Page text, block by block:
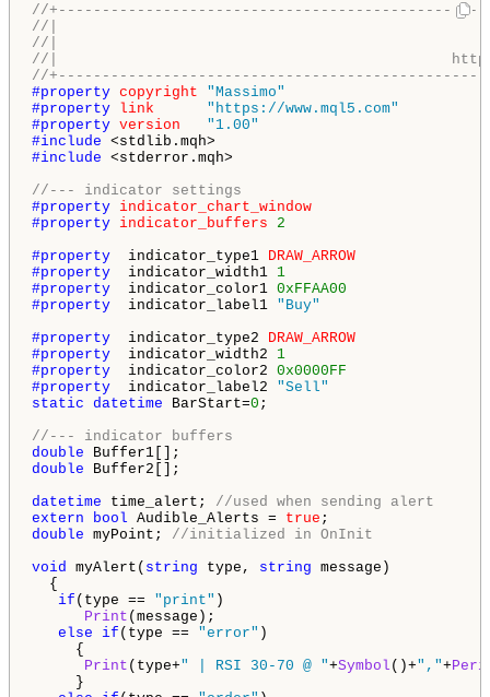
//
//|
//|
//|
//
#property copyright
"Massimo"
#property link
"https://www.mql5.com"
#property version
"1.00"
#include
#include <stderror.mqh>
//--- indicator settings
#property indicator_chart_window
#property indicator_buffers
2
#property
indicator_type1 DRAW_ARROW
#property
indicator_width1 1
#property
indicator_color1 0xFFAA00
#property
indicator_label1 "Buy"
#property
indicator_type2 DRAW_ARROW
#property
indicator_width2 1
#property
indicator_color2 0x0000FF
#property
indicator_label2 "Sell"
static datetime BarStart=0 ;
//--- indicator buffers
double
double Buffer2[];
datetime time_alert; //used when sending alert
extern
bool Audible_Alerts = true
double myPoint; //initialized in OnInit
void
myAlert( string type, string message)
{
if (type == "print" )
Print (message);
else
if (type == "error" )
{
Print (type+" | RSI 30-70 @ "+Symbol ()+","+
}